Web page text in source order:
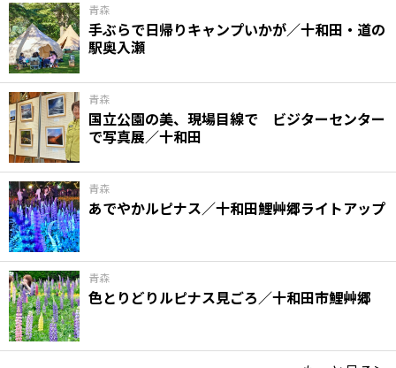
青森
手ぶらで日帰りキャンプいかが／十和田・道の
駅奥入瀬
青森
国立公園の美、現場目線で ビジターセンター
で写真展／十和田
青森
あでやかルピナス／十和田鯉艸郷ライトアップ
青森
色とりどりルピナス見ごろ／十和田市鯉艸郷